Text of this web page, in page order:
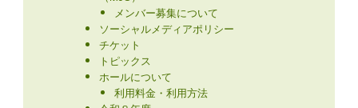
メンバー募集について
ソーシャルメディアポリシー
チケット
トピックス
ホールについて
利用料金・利用方法